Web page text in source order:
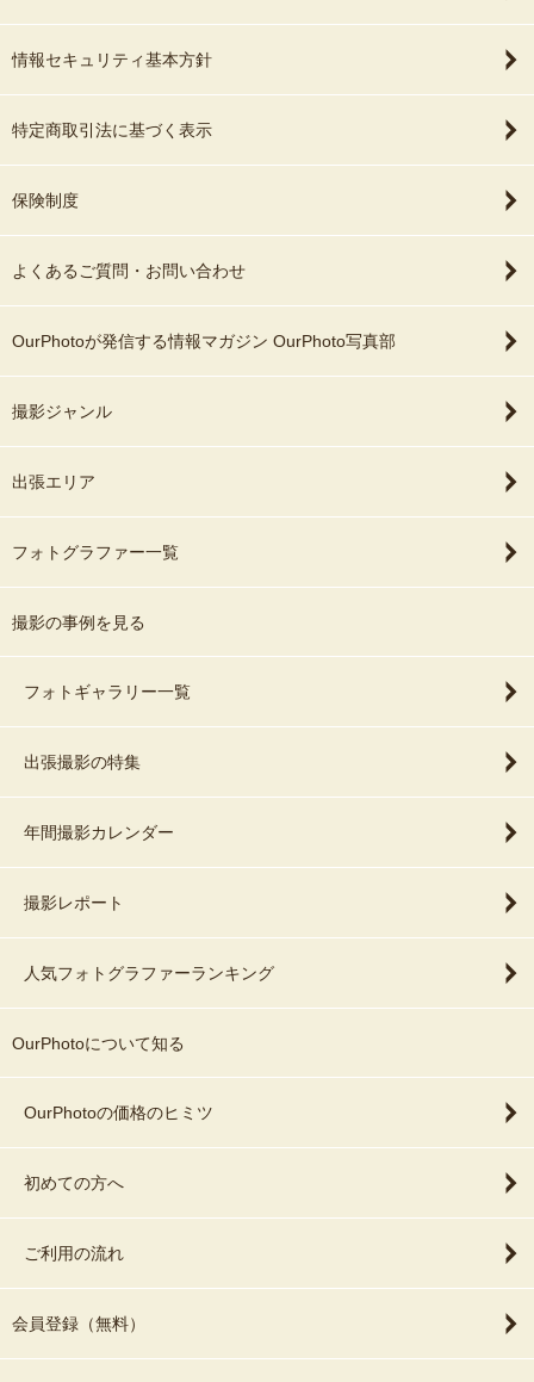
情報セキュリティ基本方針
特定商取引法に基づく表示
保険制度
よくあるご質問・お問い合わせ
OurPhotoが発信する情報マガジン OurPhoto写真部
撮影ジャンル
出張エリア
フォトグラファー一覧
撮影の事例を見る
フォトギャラリー一覧
出張撮影の特集
年間撮影カレンダー
撮影レポート
人気フォトグラファーランキング
OurPhotoについて知る
OurPhotoの価格のヒミツ
初めての方へ
ご利用の流れ
会員登録（無料）